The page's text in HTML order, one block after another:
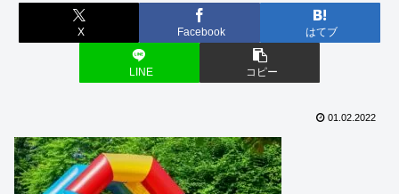
X Facebook はてブ
LINE コピー
01.02.2022